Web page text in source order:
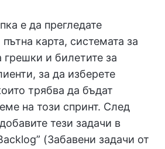
е да прегледате
карта, системата за
грешки и билетите за
за да изберете
трябва да бъдат
на този спринт. След
тези задачи в
(Забавени задачи от